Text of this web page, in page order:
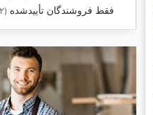
فقط فروشندگان تأییدشده(۸۲)